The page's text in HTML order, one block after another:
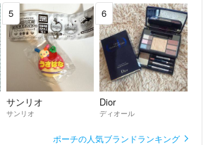
5
サンリオ
サンリオ
6
Dior
ディオール
ポーチの人気ブランドランキング